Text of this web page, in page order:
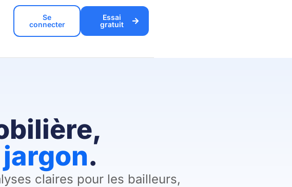
Se
connecter
Essai
gratuit
.
claires pour les bailleurs,